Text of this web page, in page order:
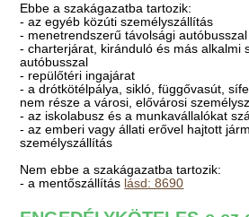
Ebbe a szakágazatba tartozik:
- az egyéb közúti személyszállítás
- menetrendszerű távolsági autóbusszal
- charterjárat, kiránduló és más alkalmi
autóbusszal
- repülőtéri ingajárat
- a drótkötélpálya, sikló, függővasút,
nem része a városi, elővárosi
- az iskolabusz és a munkavállalókat
- az emberi vagy állati erővel hajtott
személyszállítás
Nem ebbe a szakágazatba tartozik:
- a mentőszállítás lásd: 8690